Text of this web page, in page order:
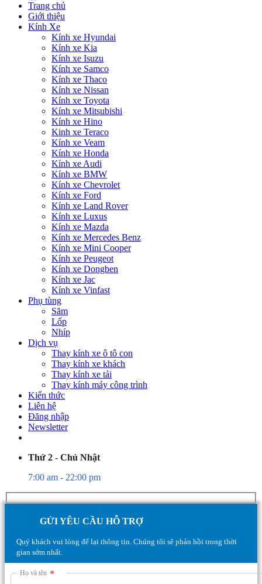
Trang chủ
Giới thiệu
Kính Xe
Kính xe Hyundai
Kính xe Kia
Kính xe Isuzu
Kính xe Samco
Kính xe Thaco
Kính xe Nissan
Kính xe Toyota
Kính xe Mitsubishi
Kính xe Hino
Kinh xe Teraco
Kính xe Veam
Kính xe Honda
Kính xe Audi
Kính xe BMW
Kính xe Chevrolet
Kính xe Ford
Kính xe Land Rover
Kính xe Luxus
Kính xe Mazda
Kính xe Mercedes Benz
Kính xe Mini Cooper
Kính xe Peugeot
Kính xe Dongben
Kính xe Jac
Kính xe Vinfast
Phụ tùng
Săm
Lốp
Nhíp
Dịch vụ
Thay kính xe ô tô con
Thay kính xe khách
Thay kính xe tải
Thay kính máy công trình
Kiến thức
Liên hệ
Đăng nhập
Newsletter
Thứ 2 - Chủ Nhật
7:00 am - 22:00 pm
GỬI YÊU CẦU HỖ TRỢ
Quý khách vui lòng để lại thông tin. Chúng tôi sẽ phản hồi trong thời
gian sớm nhất.
Họ và tên *